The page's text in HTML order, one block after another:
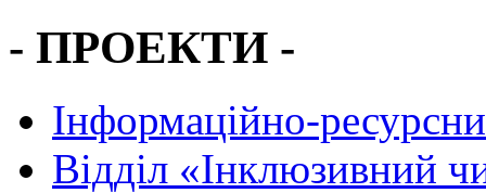
- ПРОЕКТИ -
Інформаційно-
Вiддiл «Інклюзивний